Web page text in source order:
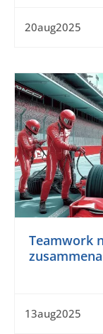
20aug2025
Teamwork
13aug2025